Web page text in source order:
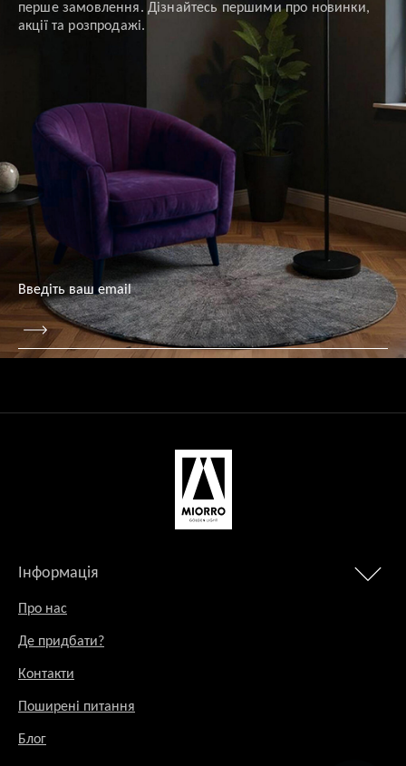
перше замовлення. Дізнайтесь першими про новинки,
акції та розпродажі.
Інформація
Про нас
Де придбати?
Контакти
Поширені питання
Блог